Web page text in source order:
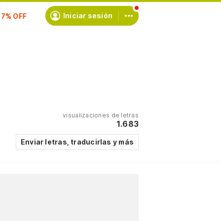
Iniciar sesión
visualizaciones de letras
1.683
Enviar letras, traducirlas y más